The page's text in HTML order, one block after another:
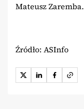
Mateusz Zaremba.
Źródło: ASInfo